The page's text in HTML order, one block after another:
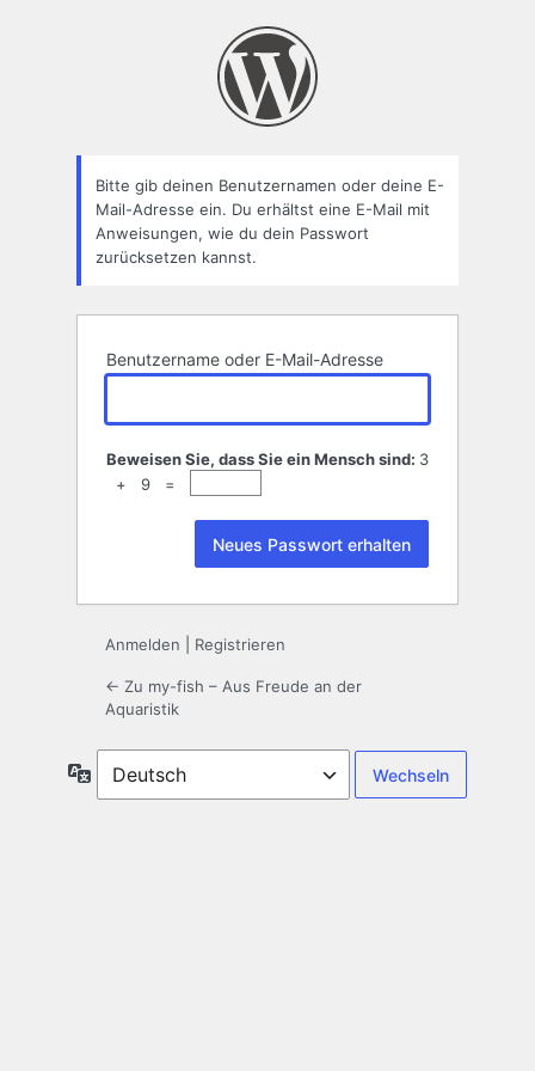
Bitte gib deinen Benutzernamen oder deine E-
Mail-Adresse ein. Du erhältst eine E-Mail mit
Anweisungen, wie du dein Passwort
zurücksetzen kannst.
Benutzername oder E-Mail-Adresse
Beweisen Sie, dass Sie ein Mensch sind: 3
+ 9 =
Anmelden Registrieren
← Zu my-fish – Aus Freude an der
Aquaristik
Sprache